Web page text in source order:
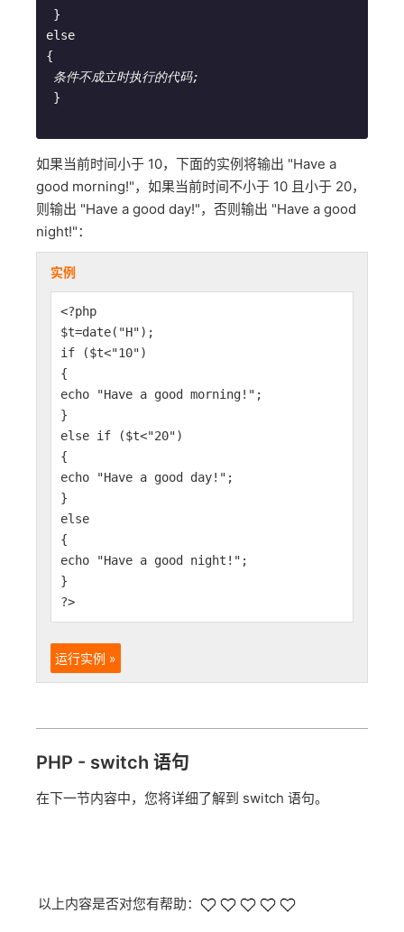
}
else
{
条件不成立时执行的代码;
}
如果当前时间小于 10，下面的实例将输出 "Have a
good morning!"，如果当前时间不小于 10 且小于 20，
则输出 "Have a good day!"，否则输出 "Have a good
night!"：
实例
<?php
$t=date("H");
if ($t<"10")
{
echo "Have a good morning!";
}
else if ($t<"20")
{
echo "Have a good day!";
}
else
{
echo "Have a good night!";
}
?>
运行实例 »
PHP - switch 语句
在下一节内容中，您将详细了解到 switch 语句。
以上内容是否对您有帮助：